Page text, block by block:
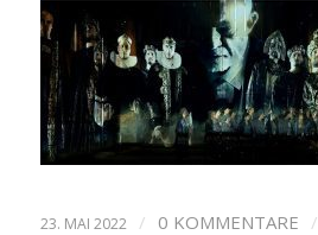
23. MAI 2022 / 0 KOMMENTARE /